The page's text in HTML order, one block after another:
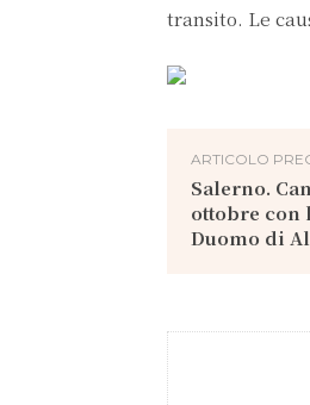
transito. Le
ARTICOLO
Salerno.
ottobre
Duomo di